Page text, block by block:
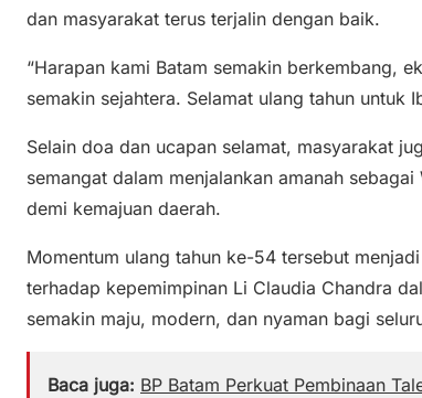
dan masyarakat terus terjalin dengan baik.
“Harapan kami Batam semakin berkembang,
semakin sejahtera. Selamat ulang tahun untuk
Selain doa dan ucapan selamat, masyarakat
semangat dalam menjalankan amanah
demi kemajuan daerah.
Momentum ulang tahun ke-54 tersebut
terhadap kepemimpinan Li Claudia Chandra
semakin maju, modern, dan nyaman bagi
Baca juga: BP Batam Perkuat Pembinaan